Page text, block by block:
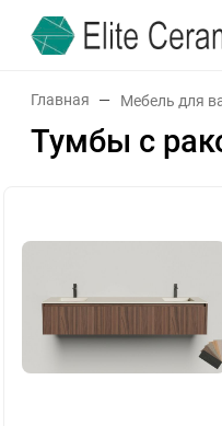
Главная Мебель для
Тумбы c